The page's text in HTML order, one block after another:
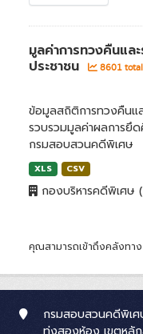
มูลค่าการทวงคืนแล
ประชาชน
8601
ข้อมูลสถิติการทวงคืนแล
รวบรวมมูลค่าผลการยึด
กรมสอบสวนคดีพิเศษ
XLS CSV
กองบริหารคดีพิเศษ
คุณสามารถเข้าถึงคลังทาง
กรมสอบสวนคดีพิเ